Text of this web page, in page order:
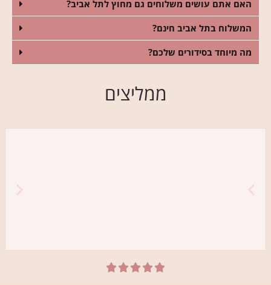
האם אתם עושים משלוחים גם מחוץ לתל אביב?
המשלוח בתל אביב חינם?
מה מיוחד בסידורים שלכם?
ממליצים




